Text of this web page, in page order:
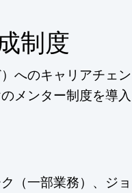
制度
へのキャリアチェ
メンター制度を導入
（一部業務）、ジョ